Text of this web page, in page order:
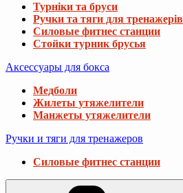
Турніки та бруси
Ручки та тяги для тренажерів
Силовые фитнес станции
Стойки турник брусья
Аксессуары для бокса
Медболи
Жилеты утяжелители
Манжеты утяжелители
Ручки и тяги для тренажеров
Силовые фитнес станции